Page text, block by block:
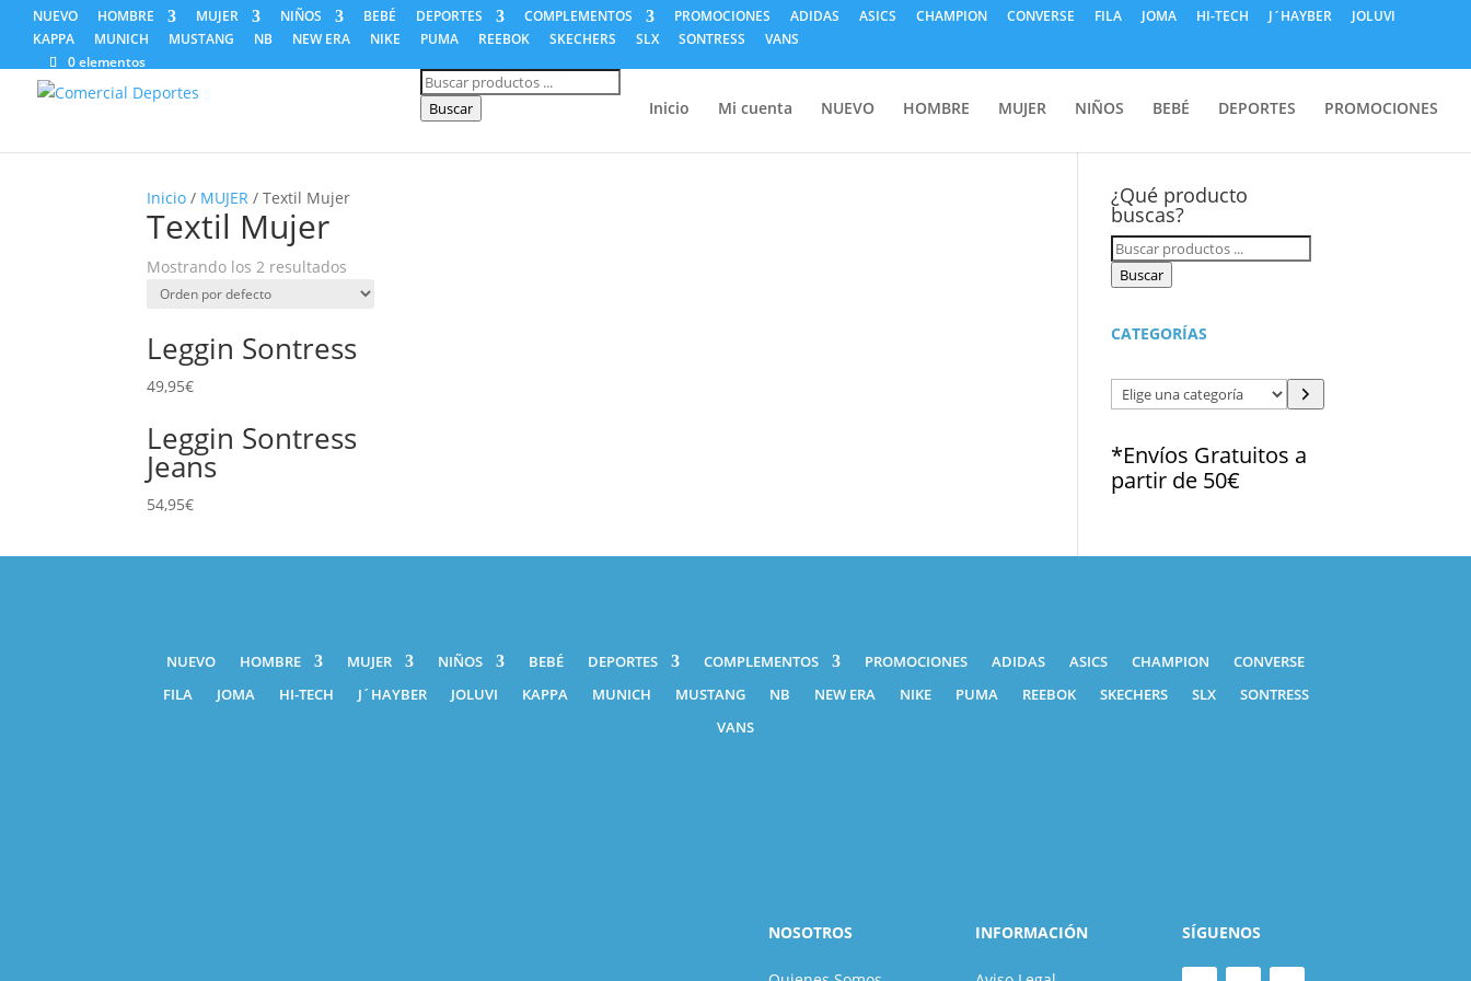
NUEVO HOMBRE MUJER NIÑOS BEBÉ DEPORTES COMPLEMENTOS PROMOCIONES ADIDAS ASICS CHAMPION CONVERSE FILA JOMA HI-TECH J´HAYBER
JOLUVI
KAPPA
MUNICH MUSTANG NB NEW ERA NIKE PUMA REEBOK SKECHERS SLX SONTRESS
VANS
0 elementos
Búsqueda
de
productos
Buscar Inicio Mi cuenta NUEVO HOMBRE MUJER NIÑOS BEBÉ DEPORTES PROMOCIONES
Inicio / MUJER / Textil Mujer
Textil Mujer
Mostrando los 2 resultados
Leggin Sontress
49,95€
Leggin Sontress
Jeans
54,95€
¿Qué producto
buscas?
Búsqueda
deBuscar
CATEGORÍAS
Elige
una
*Envíos Gratuitos a
partir de 50€
NUEVO HOMBRE MUJER NIÑOS BEBÉ DEPORTES COMPLEMENTOS PROMOCIONES ADIDAS ASICS CHAMPION
CONVERSE
FILA
JOMA HI-TECH J´HAYBER JOLUVI KAPPA MUNICH MUSTANG NB NEW ERA NIKE PUMA REEBOK SKECHERS SLX
SONTRESS
VANS
NOSOTROS INFORMACIÓN SÍGUENOS